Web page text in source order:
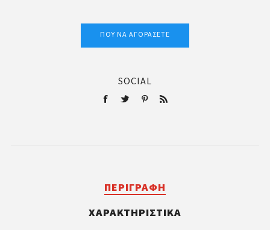
ΠΟΎ ΝΑ ΑΓΟΡΆΣΕΤΕ
SOCIAL
ΠΕΡΙΓΡΑΦΉ
ΧΑΡΑΚΤΗΡΙΣΤΙΚΆ